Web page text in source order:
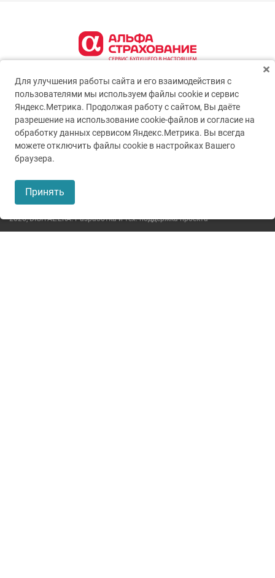
2026,DIGITAL.ERA. Разработка и тех. поддержка проекта
Для улучшения работы сайта и его взаимодействия с
пользователями мы используем файлы cookie и сервис
Яндекс.Метрика. Продолжая работу с сайтом, Вы даёте
разрешение на использование cookie-файлов и согласие на
обработку данных сервисом Яндекс.Метрика. Вы всегда
можете отключить файлы cookie в настройках Вашего
браузера.
Принять